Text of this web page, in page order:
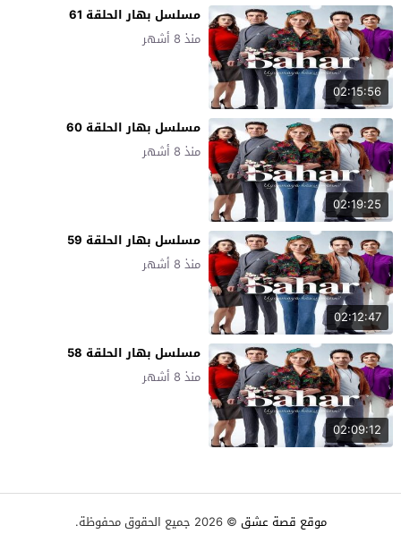
02:15:56
مسلسل بهار الحلقة 61
منذ 8 أشهر
02:19:25
مسلسل بهار الحلقة 60
منذ 8 أشهر
02:12:47
مسلسل بهار الحلقة 59
منذ 8 أشهر
02:09:12
مسلسل بهار الحلقة 58
منذ 8 أشهر
موقع قصة عشق © 2026 جميع الحقوق محفوظة.